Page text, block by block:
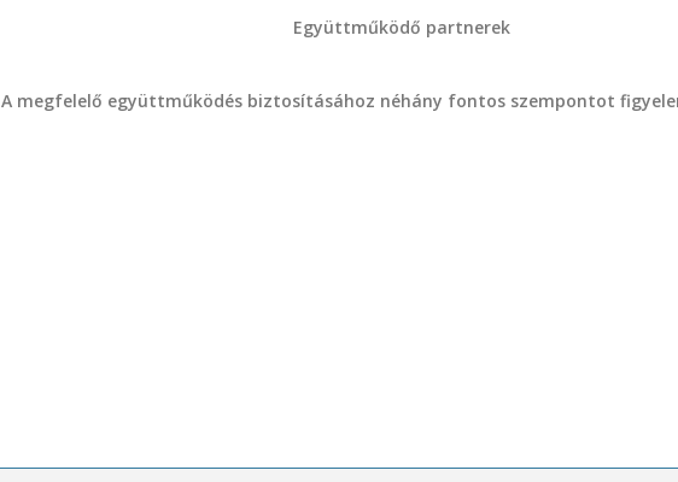
Együttműködő partnerek
A megfelelő együttműködés biztosításához néhány fontos szempontot